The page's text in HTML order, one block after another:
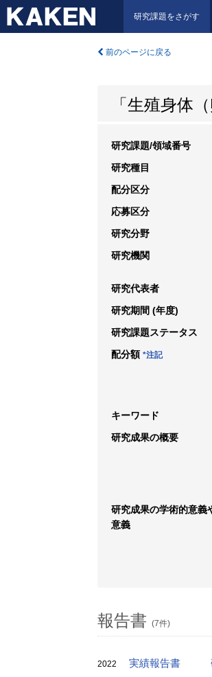
研究課題をさがす
前のページに戻る
「生殖身体
研究課題/領域番号
研究種目
配分区分
応募区分
研究分野
研究機関
研究代表者
研究期間 (年度)
研究課題ステータス
配分額 *注記
キーワード
研究成果の概要
研究成果の学術的意義
意義
報告書 (7件)
2022 実績報告書